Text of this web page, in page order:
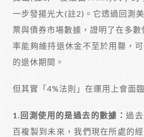
一步發揚光大(註2)。它透過回測
票與債券市場數據，證明了在多
率能夠維持退休金不至於用罄，
的退休期間。
但其實「4%法則」在運用上會面
1.回測使用的是過去的數據：過
百複製到未來，我們現在所處的